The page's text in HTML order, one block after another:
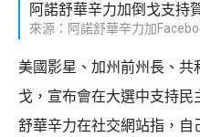
阿諾舒華辛力加倒戈支持
來源：阿諾舒華辛力加
美國影星、加州前州長、共
戈，宣布會在大選中支持
舒華辛力在社交網站指，